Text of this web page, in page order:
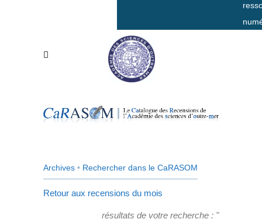
Archives • Rechercher dans le CaRASOM
Retour aux recensions du mois
résultats de votre recherche : "